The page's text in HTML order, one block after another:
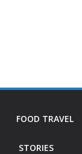
FOOD TRAVEL
STORIES